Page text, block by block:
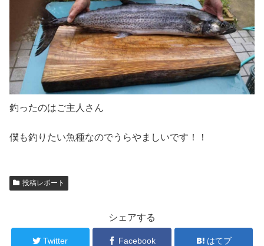
釣ったのはご主人さん
僕も釣りたい魚種なのでうらやましいです！！
投稿レポート
シェアする
Twitter Facebook はてブ